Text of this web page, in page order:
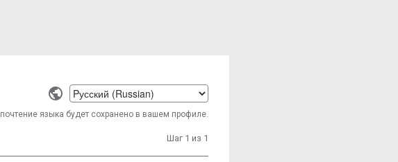
Select
a
language
языка будет сохранено в вашем профиле.
Шаг 1 из 1